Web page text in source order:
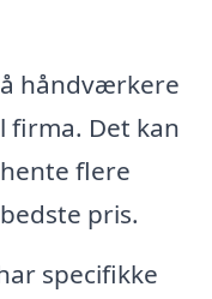
håndværkere
firma. Det kan
flere
pris.
specifikke